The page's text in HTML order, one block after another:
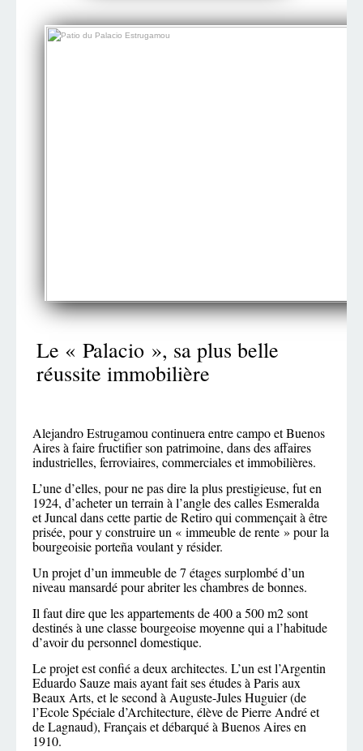
Le « Palacio », sa plus belle
réussite immobilière
Alejandro Estrugamou continuera entre campo et Buenos
Aires à faire fructifier son patrimoine, dans des affaires
industrielles, ferroviaires, commerciales et immobilières.
L’une d’elles, pour ne pas dire la plus prestigieuse, fut en
1924, d’acheter un terrain à l’angle des calles Esmeralda
et Juncal dans cette partie de Retiro qui commençait à être
prisée, pour y construire un « immeuble de rente » pour la
bourgeoisie porteña voulant y résider.
Un projet d’un immeuble de 7 étages surplombé d’un
niveau mansardé pour abriter les chambres de bonnes.
Il faut dire que les appartements de 400 a 500 m2 sont
destinés à une classe bourgeoise moyenne qui a l’habitude
d’avoir du personnel domestique.
Le projet est confié a deux architectes. L’un est l’Argentin
Eduardo Sauze mais ayant fait ses études à Paris aux
Beaux Arts, et le second à Auguste-Jules Huguier (de
l’Ecole Spéciale d’Architecture, élève de Pierre André et
de Lagnaud), Français et débarqué à Buenos Aires en
1910.